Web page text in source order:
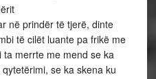
në prindër të tjerë, dinte
të cilët luante pa frikë me
merrte me mend se ka
se ka skena ku